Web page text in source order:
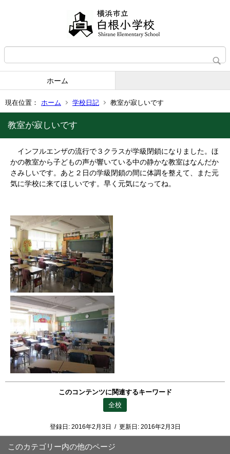
ホーム
現在位置： ホーム 学校日記 教室が寂しいです
教室が寂しいです
インフルエンザの流行で３クラスが学級閉鎖になりました。ほ
かの教室から子どもの声が響いている中の静かな教室はなんだか
さみしいです。あと２日の学級閉鎖の間に体調を整えて、また元
気に学校に来てほしいです。早く元気になってね。
このコンテンツに関連するキーワード
全校
登録日: 2016年2月3日 / 更新日: 2016年2月3日
このカテゴリー内の他のページ